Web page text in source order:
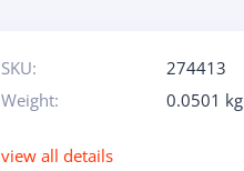
SKU: 274413
Weight:
0.0501 kg
view all details